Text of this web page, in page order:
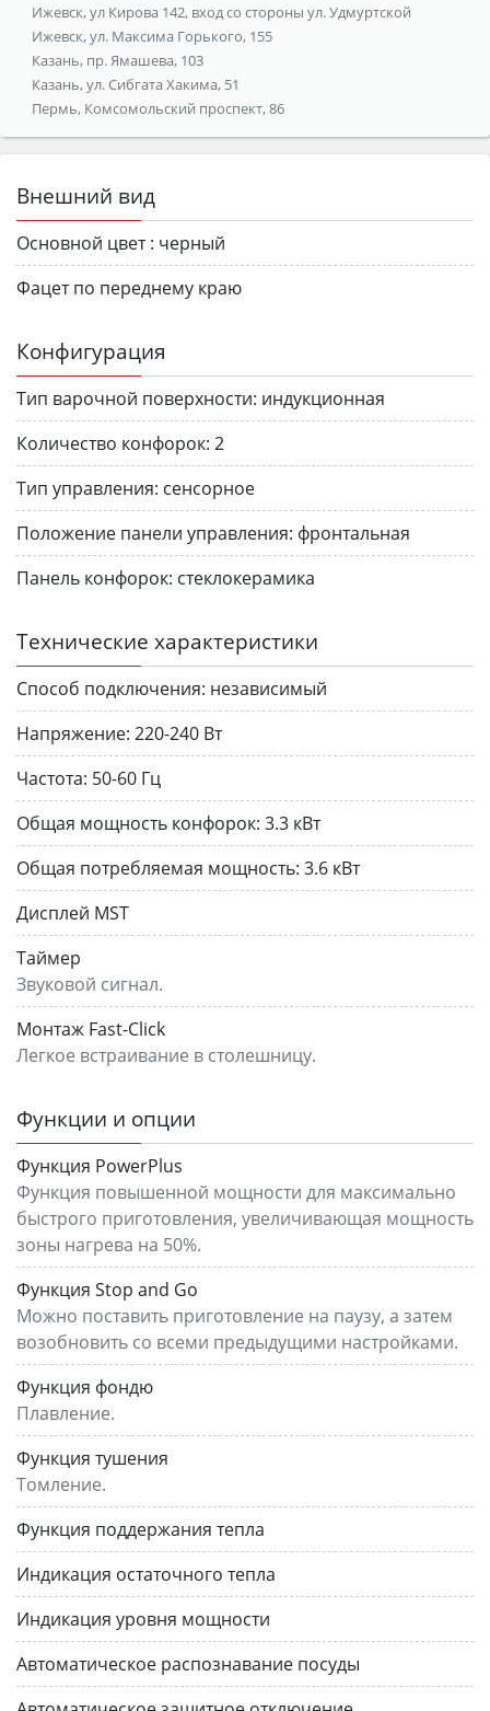
Ижевск, ул Кирова 142, вход со стороны ул. Удмуртской
Ижевск, ул. Максима Горького, 155
Казань, пр. Ямашева, 103
Казань, ул. Сибгата Хакима, 51
Пермь, Комсомольский проспект, 86
Внешний вид
Основной цвет : черный
Фацет по переднему краю
Конфигурация
Тип варочной поверхности: индукционная
Количество конфорок: 2
Тип управления: сенсорное
Положение панели управления: фронтальная
Панель конфорок: стеклокерамика
Технические характеристики
Способ подключения: независимый
Напряжение: 220-240 Вт
Частота: 50-60 Гц
Общая мощность конфорок: 3.3 кВт
Общая потребляемая мощность: 3.6 кВт
Дисплей MST
Таймер
Звуковой сигнал.
Монтаж Fast-Click
Легкое встраивание в столешницу.
Функции и опции
Функция PowerPlus
Функция повышенной мощности для максимально
быстрого приготовления, увеличивающая мощность
зоны нагрева на 50%.
Функция Stop and Go
Можно поставить приготовление на паузу, а затем
возобновить со всеми предыдущими настройками.
Функция фондю
Плавление.
Функция тушения
Томление.
Функция поддержания тепла
Индикация остаточного тепла
Индикация уровня мощности
Автоматическое распознавание посуды